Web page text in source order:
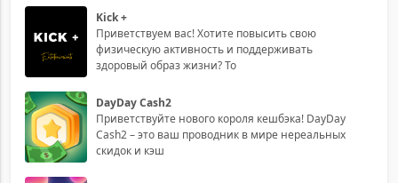
Kick +
Приветствуем вас! Хотите повысить свою
физическую активность и поддерживать
здоровый образ жизни? То
DayDay Cash2
Приветствуйте нового короля кешбэка! DayDay
Cash2 – это ваш проводник в мире нереальных
скидок и кэш